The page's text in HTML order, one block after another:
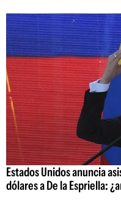
Estados Unidos anuncia
dólares a De la Espriella: